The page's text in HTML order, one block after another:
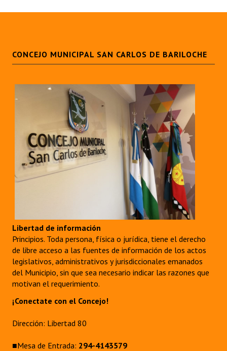
Declaraciones
Resoluciones
Resoluciones de Presidencia
INSTITUCIONAL
Antiguos Pobladores
Noticias Destacadas
Premio al Mérito - Registro
Audiencias Públicas - Registro
Mujeres que Dejaron Huellas - Registro
Periodistas Decanos - Registro
Ciudadano Ilustre - Registro
CONCEJO MUNICIPAL SAN CARLOS DE BARILOCHE
Libertad de información
Principios. Toda persona, física o jurídica, tiene el derecho
de libre acceso a las fuentes de información de los actos
legislativos, administrativos y jurisdiccionales emanados
del Municipio, sin que sea necesario indicar las razones que
motivan el requerimiento.
¡Conectate con el Concejo!
Dirección: Libertad 80
■Mesa de Entrada: 294-4143579